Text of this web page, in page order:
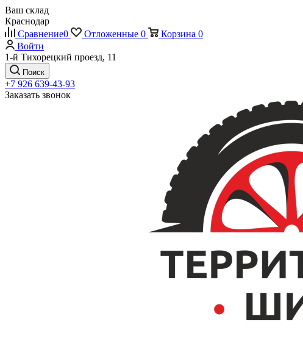
Ваш склад
Краснодар
Сравнение0 Отложенные 0 Корзина 0
Войти
1-й Тихорецкий проезд, 11
Поиск
+7 926 639-43-93
Заказать звонок